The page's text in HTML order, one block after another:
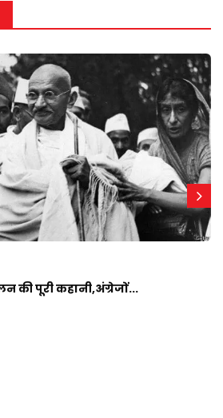
की पूरी कहानी,अंग्रेजों...